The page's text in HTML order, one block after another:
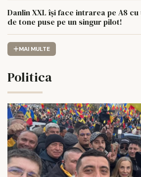
Danlin XXL își face intrarea pe A8
de tone puse pe un singur pilot!
MAI MULTE
Politica